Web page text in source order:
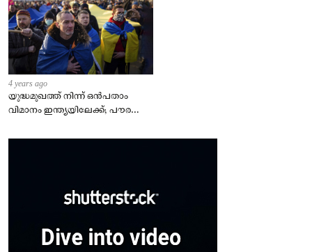
4 years ago
യുദ്ധമുഖത്ത് നിന്ന് ഒൻപതാം
വിമാനം ഇന്ത്യയിലേക്ക്; പൗരന്മാർ
– കേന്ദ്രം